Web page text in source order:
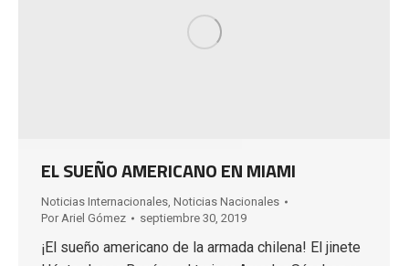
EL SUEÑO AMERICANO EN MIAMI
Noticias Internacionales Noticias Nacionales
Por Ariel Gómez septiembre 30, 2019
¡El sueño americano de la armada chilena! El jinete